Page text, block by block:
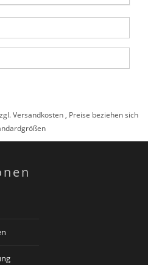
Versandkosten , Preise beziehen sich